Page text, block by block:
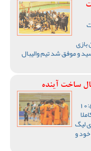
ساعت
بازی
و موفق شد تیم والیبال
ساخت آینده
لیگ
و